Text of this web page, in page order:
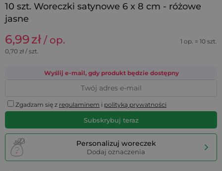
10 szt. Woreczki satynowe 6 x 8 cm - różowe
jasne
6,99zł / op.
1 op. = 10 szt.
0,70 zł / szt.
Wyślij e-mail, gdy produkt będzie dostępny
Zgadzam się z regulaminem i polityką prywatności
Subskrybuj teraz
Personalizuj woreczek
Dodaj oznaczenia